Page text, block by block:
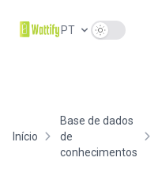
PT Use setting
Início
Base de dados
de
conhecimentos